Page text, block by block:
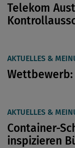
Telekom
AKTUELLES &
Wettbewerb:
AKTUELLES &
Container-
inspizieren